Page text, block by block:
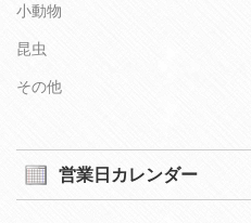
小動物
昆虫
その他
営業日カレンダー